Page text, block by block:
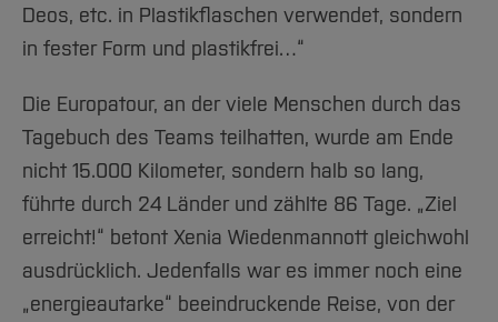
Deos, etc. in Plastikflaschen verwendet, sondern
in fester Form und plastikfrei…“
Die Europatour, an der viele Menschen durch das
Tagebuch des Teams teilhatten, wurde am Ende
nicht 15.000 Kilometer, sondern halb so lang,
führte durch 24 Länder und zählte 86 Tage. „Ziel
erreicht!“ betont Xenia Wiedenmannott gleichwohl
ausdrücklich. Jedenfalls war es immer noch eine
„energieautarke“ beeindruckende Reise, von der